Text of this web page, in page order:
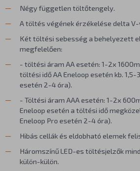
Négy független töltőtengely.
A töltés végének érzékelése delta V-
Két töltési sebesség a behelyezett
megfelelően:
- töltési áram AA esetén: 1-2x
töltési idő AA Eneloop esetén kb. 1,5-
esetén 2-4 óra).
- Töltési áram AAA esetén: 1-2x
Eneloop esetén a töltési idő
Eneloop Pro esetén 2-4 óra).
Hibás cellák és eldobható elemek
Háromszínű LED-es töltésjelzők
külön-külön.